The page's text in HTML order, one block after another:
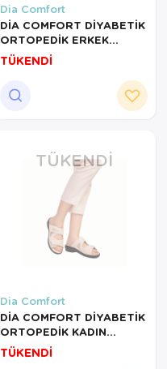
Dia Comfort
DİA COMFORT DİYABETİK
ORTOPEDİK ERKEK
SANDALET TABA-40
NUMARA
TÜKENDİ
TÜKENDI
Dia Comfort
DİA COMFORT DİYABETİK
ORTOPEDİK KADIN
TERLİK KREM-40NUMARA
TÜKENDİ